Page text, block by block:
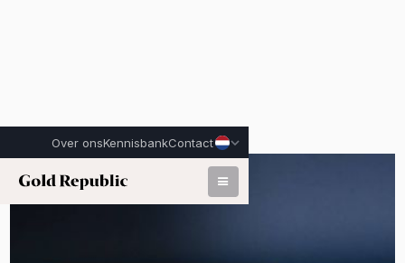
Over onsKennisbankContact
Gepubliceerd op:3 april 2026